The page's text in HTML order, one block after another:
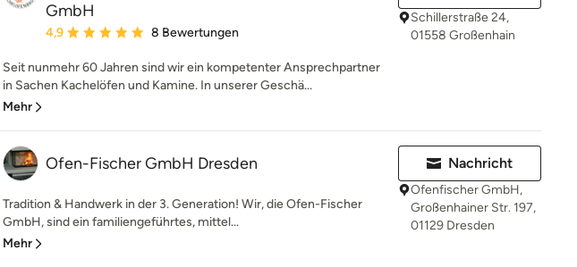
GmbH
Durchschnittliche Bewertung: 4.9 von 5 Sternen
4,9 8 Bewertungen
Seit nunmehr 60 Jahren sind wir ein kompetenter Ansprechpartner
in Sachen Kachelöfen und Kamine. In unserer Geschä...
Mehr
Schillerstraße 24,
01558 Großenhain
Ofen-Fischer GmbH Dresden
Tradition & Handwerk in der 3. Generation! Wir, die Ofen-Fischer
GmbH, sind ein familiengeführtes, mittel...
Mehr
Nachricht
Ofenfischer GmbH,
Großenhainer Str. 197,
01129 Dresden